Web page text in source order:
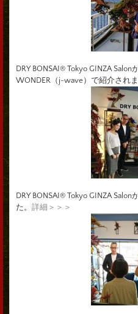
DRY BONSAI® Tokyo GINZA Salon
WONDER（j-wave）で紹介されま
DRY BONSAI® Tokyo GINZA
た。 詳細＞＞＞